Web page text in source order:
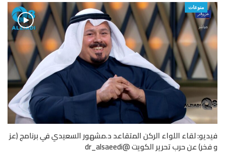
منوعات
فيديو: لقاء اللواء الركن المتقاعد د.مشهور السعيدي في برنامج (عز
و فخر) عن حرب تحرير الكويت @dr_alsaeedi